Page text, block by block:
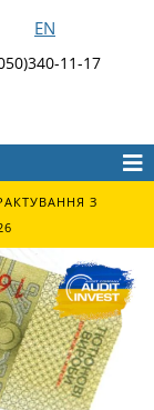
EN
11-17
З